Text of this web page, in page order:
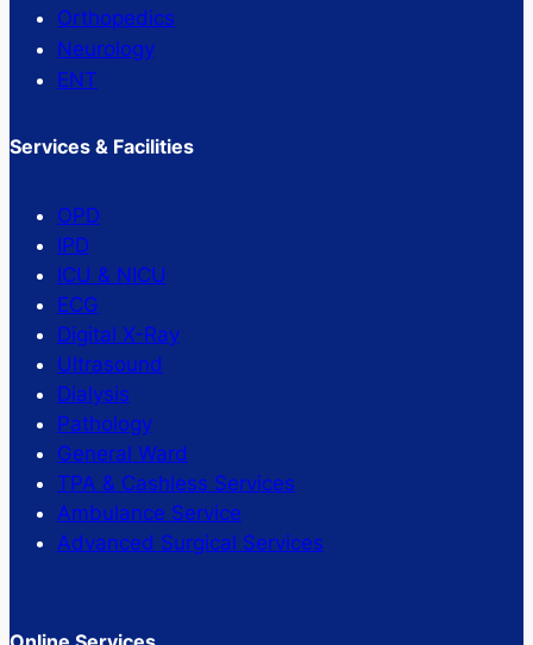
Orthopedics
Neurology
ENT
Services & Facilities
OPD
IPD
ICU & NICU
ECG
Digital X-Ray
Ultrasound
Dialysis
Pathology
General Ward
TPA & Cashless Services
Ambulance Service
Advanced Surgical Services